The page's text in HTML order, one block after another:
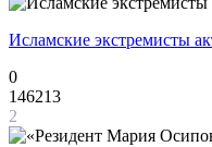
Исламские экстремисты
0
146213
2